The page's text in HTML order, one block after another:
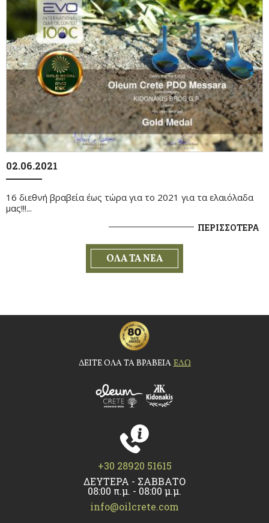
02.06.2021
16 διεθνή βραβεία έως τώρα για το 2021 για τα ελαιόλαδα
μας!!!...
ΠΕΡΙΣΣΟΤΕΡΑ
ΟΛΑ ΤΑ ΝΕΑ
ΔΕΙΤΕ ΟΛΑ ΤΑ ΒΡΑΒΕΙΑ ΕΔΩ
+30 28920 51615
ΔΕΥΤΕΡΑ - ΣΑΒΒΑΤΟ
08:00 π.μ. - 08:00 μ.μ.
info@oilcrete.com